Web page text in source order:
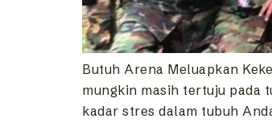
Butuh Arena Meluapkan
mungkin masih tertuju pada
kadar stres dalam tubuh